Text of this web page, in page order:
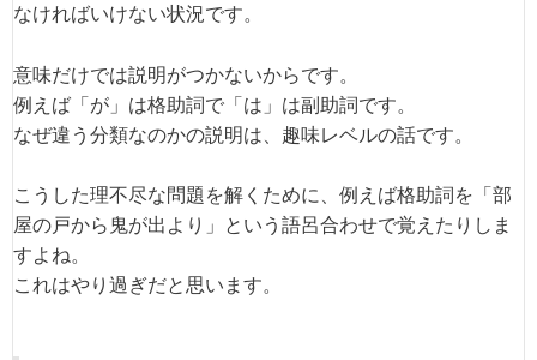
なければいけない状況です。
意味だけでは説明がつかないからです。
例えば「が」は格助詞で「は」は副助詞です。
なぜ違う分類なのかの説明は、趣味レベルの話です。
こうした理不尽な問題を解くために、例えば格助詞を「部
屋の戸から鬼が出より」という語呂合わせで覚えたりしま
すよね。
これはやり過ぎだと思います。